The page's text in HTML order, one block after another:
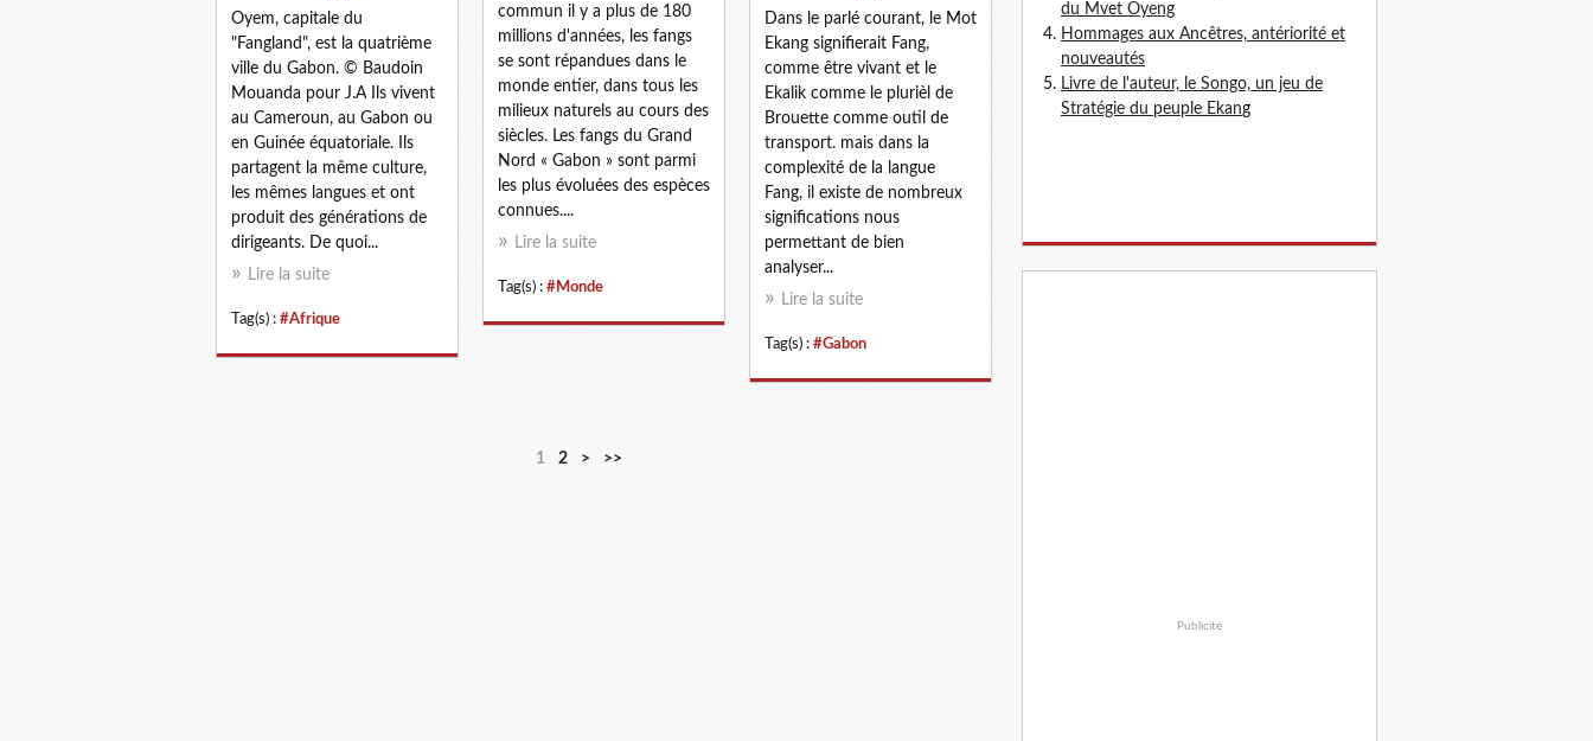
Oyem, capitale du
"Fangland", est la quatrième
ville du Gabon. © Baudoin
Mouanda pour J.A Ils vivent
au Cameroun, au Gabon ou
en Guinée équatoriale. Ils
partagent la même culture,
les mêmes langues et ont
produit des générations de
dirigeants. De quoi...
Lire la suite
Tag(s) : #Afrique
commun il y a plus de 180
millions d'années, les fangs
se sont répandues dans le
monde entier, dans tous les
milieux naturels au cours des
siècles. Les fangs du Grand
Nord « Gabon » sont parmi
les plus évoluées des espèces
connues....
Lire la suite
Tag(s) : #Monde
Dans le parlé courant, le Mot
Ekang signifierait Fang,
comme être vivant et le
Ekalik comme le plurièl de
Brouette comme outil de
transport. mais dans la
complexité de la langue
Fang, il existe de nombreux
significations nous
permettant de bien
analyser...
Lire la suite
Tag(s) : #Gabon
1 2 > >>
du Mvet Oyeng
Hommages aux Ancêtres, antériorité et
nouveautés
Livre de l'auteur, le Songo, un jeu de
Stratégie du peuple Ekang
Publicité